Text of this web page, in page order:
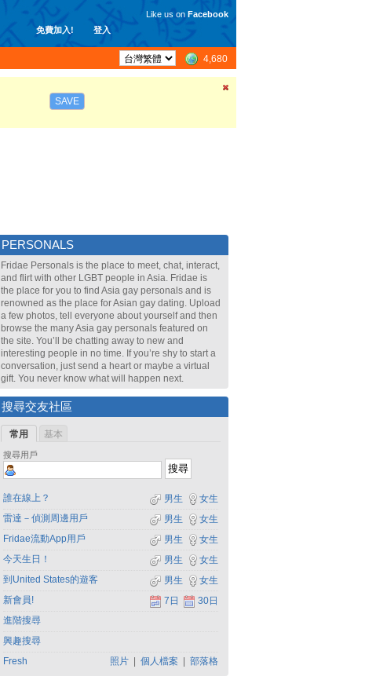
免費加入! 登入
Like us on Facebook
4,680
SAVE
PERSONALS
Fridae Personals is the place to meet, chat, interact,
and flirt with other LGBT people in Asia. Fridae is
the place for you to find Asia gay personals and is
renowned as the place for Asian gay dating. Upload
a few photos, tell everyone about yourself and then
browse the many Asia gay personals featured on
the site. You’ll be chatting away to new and
interesting people in no time. If you’re shy to start a
conversation, just send a heart or maybe a virtual
gift. You never know what will happen next.
搜尋交友社區
常用 基本
搜尋用戶
誰在線上？ 女生
男生
雷達－偵測周邊用戶
女生
男生
Fridae流動App用戶
女生
男生
今天生日！
女生
男生
到United States的遊客
女生
男生
新會員!
30日
7日
進階搜尋
興趣搜尋
Fresh
照片 個人檔案 部落格